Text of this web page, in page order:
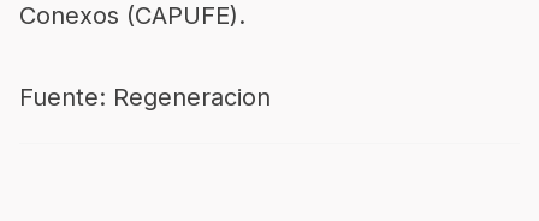
Conexos (CAPUFE).
Fuente: Regeneracion